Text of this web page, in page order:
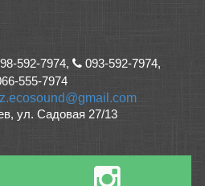
592-7974,
093-592-7974,
555-7974
ул. Садовая 27/13